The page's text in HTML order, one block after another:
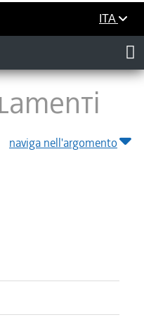
ITA
naviga nell'argomento